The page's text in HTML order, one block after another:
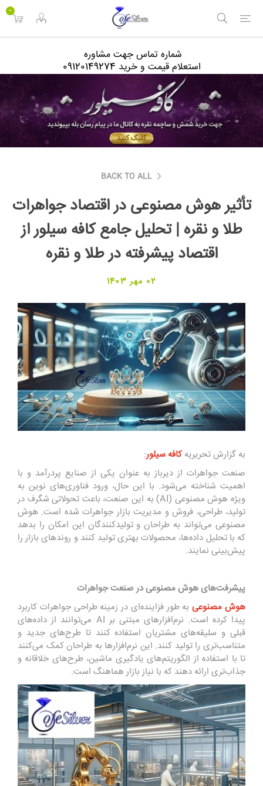
0
شماره تماس جهت مشاوره
استعلام قیمت و خرید 09120149274
BACK TO ALL
تأثیر هوش مصنوعی در اقتصاد جواهرات
طلا و نقره | تحلیل جامع کافه سیلور از
اقتصاد پیشرفته در طلا و نقره
02 مهر 1403
به گزارش تحریریهکافه سیلور:
صنعت جواهرات از دیرباز به عنوان یکی از صنایع پردرآمد و با
اهمیت شناخته می‌شود. با این حال، ورود فناوری‌های نوین به
ویژه هوش مصنوعی (AI) به این صنعت، باعث تحولاتی شگرف در
تولید، طراحی، فروش و مدیریت بازار جواهراتشده است. هوش
مصنوعی می‌تواند به طراحان و تولیدکنندگان این امکان را بدهد
که با تحلیل داده‌ها، محصولات بهتری تولید کنند و روندهای بازار را
پیش‌بینی نمایند.
پیشرفت‌های هوش مصنوعی در صنعت جواهرات
هوش مصنوعی به طور فزاینده‌ای در زمینه طراحی جواهرات کاربرد
پیدا کرده است. نرم‌افزارهای مبتنی بر AI می‌توانند از داده‌های
قبلی و سلیقه‌های مشتریان استفاده کنند تا طرح‌های جدید و
متناسب‌تری را تولید کنند. این نرم‌افزارها به طراحان کمک می‌کنند
تا با استفاده از الگوریتم‌های یادگیری ماشین، طرح‌های خلاقانه و
جذاب‌تری ارائه دهند که با نیاز بازار هماهنگ است.